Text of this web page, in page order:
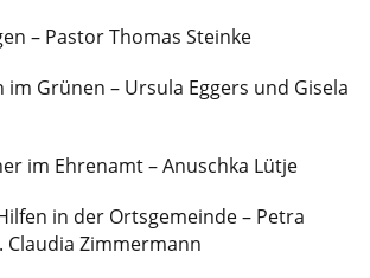
– Pastor Thomas Steinke
im Grünen – Ursula Eggers und Gisela
im Ehrenamt – Anuschka Lütje
in der Ortsgemeinde – Petra
Claudia Zimmermann